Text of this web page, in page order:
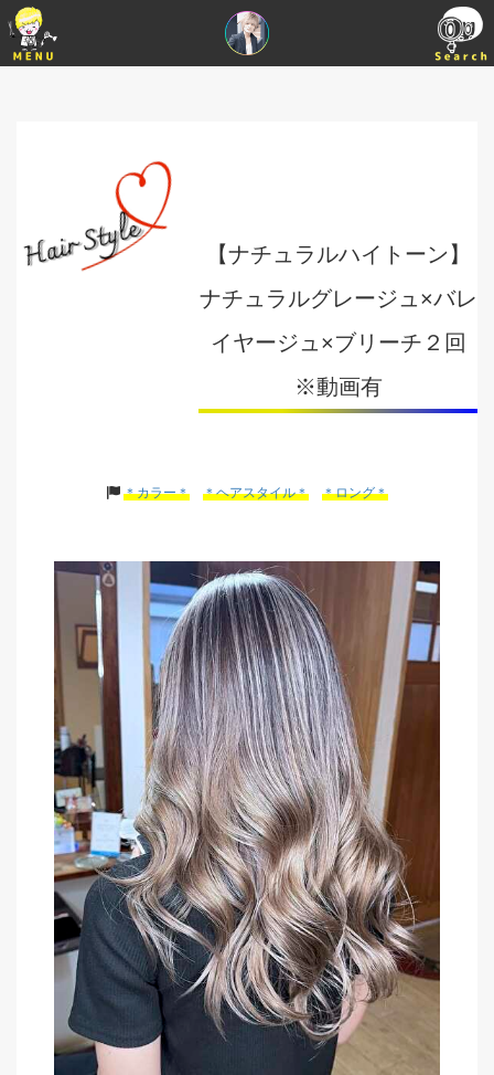
【ナチュラルハイトーン】
ナチュラルグレージュ×バレ
イヤージュ×ブリーチ２回
※動画有
＊カラー＊ ＊ヘアスタイル＊ ＊ロング＊